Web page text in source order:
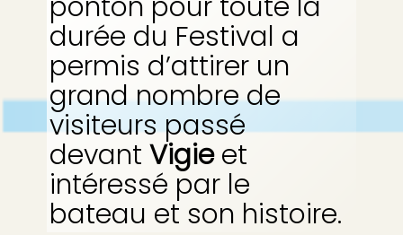
durée du Festival a
permis d’attirer un
grand nombre de
visiteurs passé
devantVigieet
intéressé par le
bateau et son histoire.